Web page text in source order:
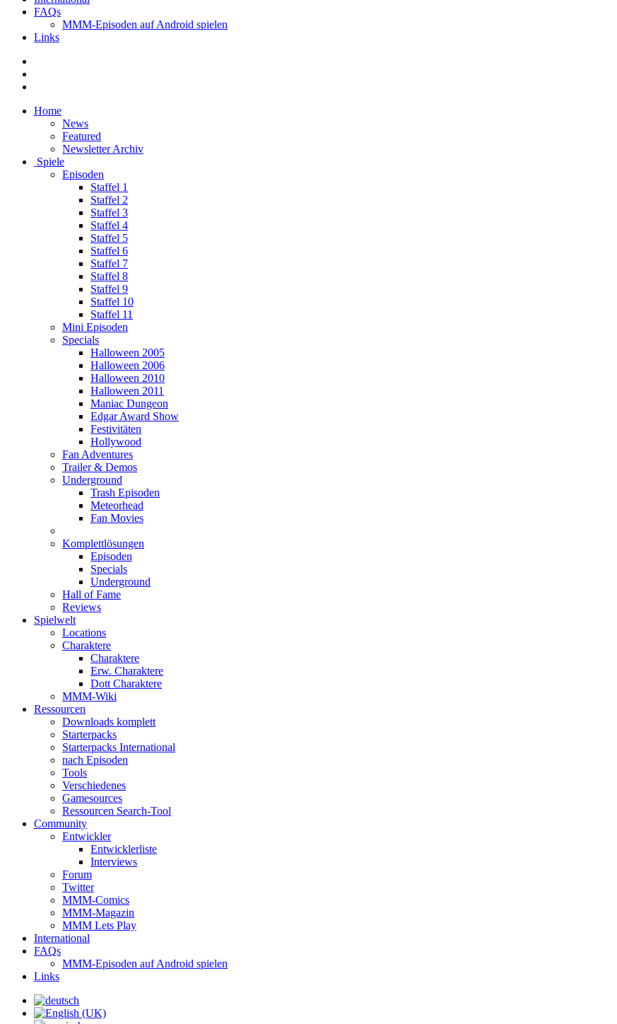
FAQs
MMM-Episoden auf Android spielen
Links
Home
News
Featured
Newsletter Archiv
Spiele
Episoden
Staffel 1
Staffel 2
Staffel 3
Staffel 4
Staffel 5
Staffel 6
Staffel 7
Staffel 8
Staffel 9
Staffel 10
Staffel 11
Mini Episoden
Specials
Halloween 2005
Halloween 2006
Halloween 2010
Halloween 2011
Maniac Dungeon
Edgar Award Show
Festivitäten
Hollywood
Fan Adventures
Trailer & Demos
Underground
Trash Episoden
Meteorhead
Fan Movies
Komplettlösungen
Episoden
Specials
Underground
Hall of Fame
Reviews
Spielwelt
Locations
Charaktere
Charaktere
Erw. Charaktere
Dott Charaktere
MMM-Wiki
Ressourcen
Downloads komplett
Starterpacks
Starterpacks International
nach Episoden
Tools
Verschiedenes
Gamesources
Ressourcen Search-Tool
Community
Entwickler
Entwicklerliste
Interviews
Forum
Twitter
MMM-Comics
MMM-Magazin
MMM Lets Play
International
FAQs
MMM-Episoden auf Android spielen
Links